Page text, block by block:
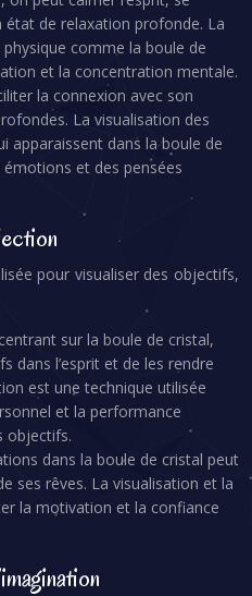
état de relaxation profonde. La
comme la boule de
et la concentration mentale.
la connexion avec son
La visualisation des
apparaissent dans la boule de
et des pensées
pour visualiser des objectifs,
sur la boule de cristal,
dans l’esprit et de les rendre
est une technique utilisée
et la performance
objectifs.
dans la boule de cristal peut
ses rêves. La visualisation et la
la motivation et la confiance